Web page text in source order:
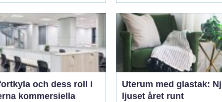
och dess roll i
kommersiella
Uterum med glastak:
ljuset året runt